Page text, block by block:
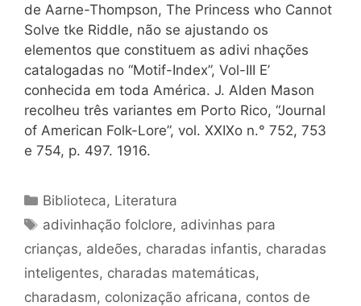
de Aarne-Thompson, The Princess who Cannot
Solve tke Riddle, não se ajustando os
elementos que constituem as adivi nhações
catalogadas no “Motif-Index”, Vol-III E’
conhecida em toda América. J. Alden Mason
recolheu três variantes em Porto Rico, “Journal
of American Folk-Lore”, vol. XXIXo n.° 752, 753
e 754, p. 497. 1916.
Categorias
Biblioteca, Literatura
Tags
adivinhação folclore, adivinhas para
crianças, aldeões, charadas infantis, charadas
inteligentes, charadas matemáticas,
charadasm, colonização africana, contos de